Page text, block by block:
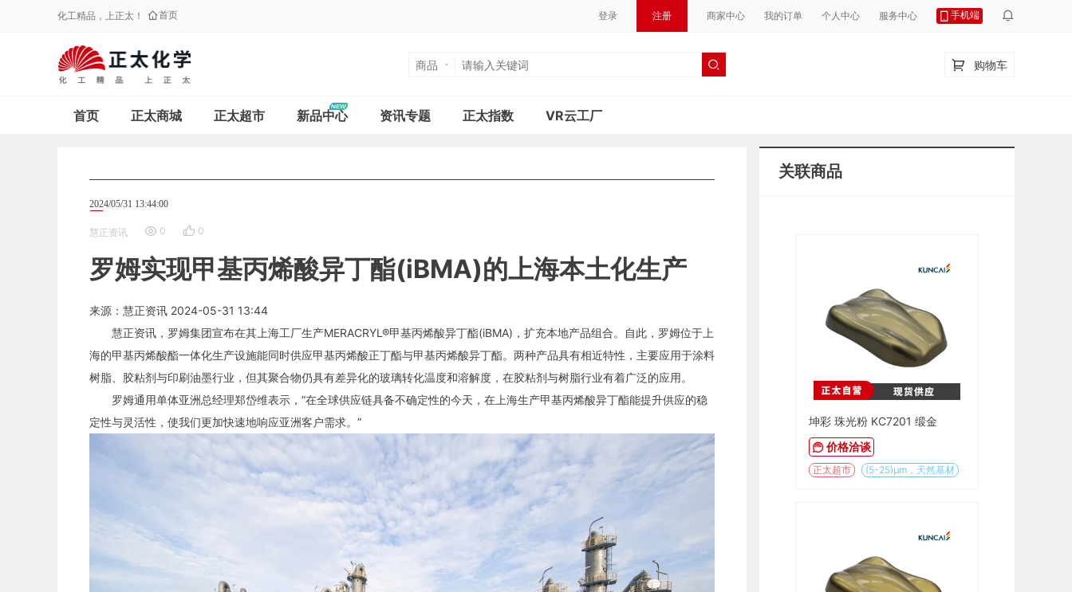
化工精品，上正太！ 首页 登录 注册 商家中心 我的订单 个人中心 服务中心 手机端
商品 购物车
首页 正太商城 正太超市 新品中心 资讯专题 正太指数 VR云工厂
2024/05/31 13:44:00
慧正资讯 0 0
罗姆实现甲基丙烯酸异丁酯(iBMA)的上海本土化生产
来源：慧正资讯 2024-05-31 13:44
慧正资讯，罗姆集团宣布在其上海工厂生产MERACRYL®甲基丙烯酸异丁酯(iBMA)，扩充本地产品组合。自此，罗姆位于上
海的甲基丙烯酸酯一体化生产设施能同时供应甲基丙烯酸正丁酯与甲基丙烯酸异丁酯。两种产品具有相近特性，主要应用于涂料
树脂、胶粘剂与印刷油墨行业，但其聚合物仍具有差异化的玻璃转化温度和溶解度，在胶粘剂与树脂行业有着广泛的应用。
罗姆通用单体亚洲总经理郑岱维表示，“在全球供应链具备不确定性的今天，在上海生产甲基丙烯酸异丁酯能提升供应的稳
定性与灵活性，使我们更加快速地响应亚洲客户需求。”
关联商品
坤彩 珠光粉 KC7201 缎金
价格洽谈
正太超市 (5-25)µm，天然基材